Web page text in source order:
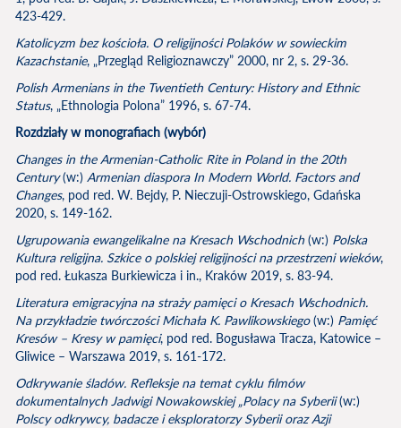
423-429.
Katolicyzm bez kościoła. O religijności Polaków w sowieckim
Kazachstanie, „Przegląd Religioznawczy” 2000, nr 2, s. 29-36.
Polish Armenians in the Twentieth Century: History and Ethnic
Status, „Ethnologia Polona” 1996, s. 67-74.
Rozdziały w monografiach (wybór)
Changes in the Armenian-Catholic Rite in Poland in the 20th
Century(w:) Armenian diaspora In Modern World. Factors and
Changes, pod red. W. Bejdy, P. Nieczuji-Ostrowskiego, Gdańska
2020, s. 149-162.
Ugrupowania ewangelikalne na Kresach Wschodnich(w:) Polska
Kultura religijna. Szkice o polskiej religijności na przestrzeni wieków,
pod red. Łukasza Burkiewicza i in., Kraków 2019, s. 83-94.
Literatura emigracyjna na straży pamięci o Kresach Wschodnich.
Na przykładzie twórczości Michała K. Pawlikowskiego(w:) Pamięć
Kresów – Kresy w pamięci, pod red. Bogusława Tracza, Katowice –
Gliwice – Warszawa 2019, s. 161-172.
Odkrywanie śladów. Refleksje na temat cyklu filmów
dokumentalnych Jadwigi Nowakowskiej „Polacy na Syberii(w:)
Polscy odkrywcy, badacze i eksploratorzy Syberii oraz Azji